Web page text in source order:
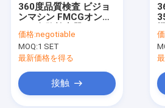
360度品質検査 ビジョ
ンマシン FMCGオンラ
価格:negotiable
MOQ:1 SET
最新価格を得る
接触